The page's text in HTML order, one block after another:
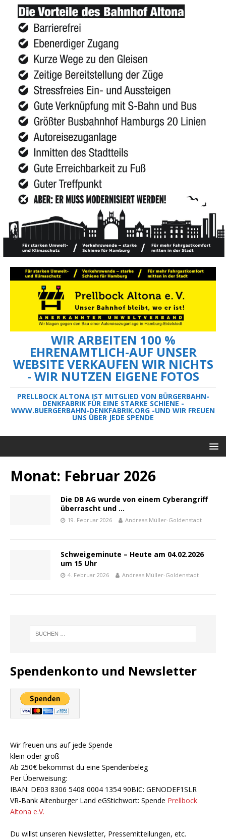
WIR ARBEITEN 100 %
EHRENAMTLICH-AUF UNSER
WEBSITE VERKAUFEN WIR NICHTS
- WIR NUTZEN EIGENE FOTOS
PRELLBOCK ALTONA IST MITGLIED VON BÜRGERBAHN-
DENKFABRIK FÜR EINE STARKE SCHIENE -
WWW.BUERGERBAHN-DENKFABRIK.ORG -UND WIR FREUEN
UNS ÜBER JEDE SPENDE
Monat: Februar 2026
Die DB AG wurde von einem Cyberangriff
überrascht und …
19. Februar 2026 Andreas Müller-Goldenstadt
Schweigeminute – Heute am 04.02.2026
um 15 Uhr
4. Februar 2026 Andreas Müller-Goldenstadt
Spendenkonto und Newsletter
Wir freuen uns auf jede Spende
klein oder groß
Ab 250€ bekommst du eine Spendenbeleg
Per Überweisung:
IBAN: DE03 8306 5408 0004 1354 90BIC: GENODEF1SLR
VR-Bank Altenburger Land eGStichwort: Spende Prellbock
Altona e.V.
Du willst unseren Newsletter, Pressemitteilungen, etc.